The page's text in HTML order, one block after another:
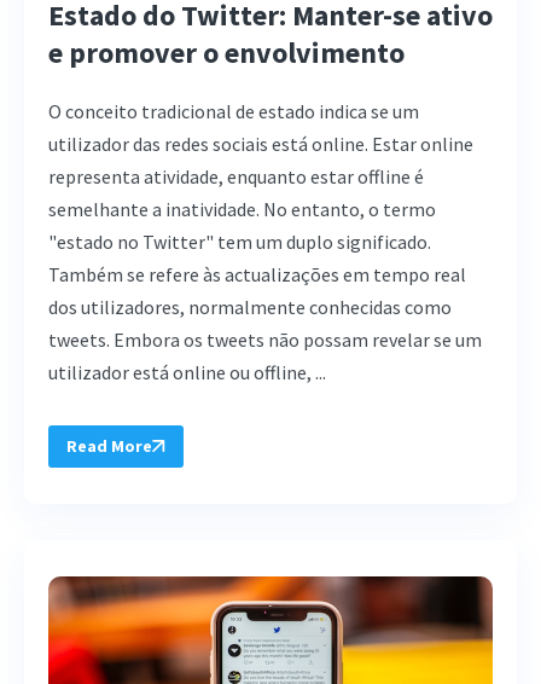
Estado do Twitter: Manter-se ativo
e promover o envolvimento
O conceito tradicional de estado indica se um
utilizador das redes sociais está online. Estar online
representa atividade, enquanto estar offline é
semelhante a inatividade. No entanto, o termo
"estado no Twitter" tem um duplo significado.
Também se refere às actualizações em tempo real
dos utilizadores, normalmente conhecidas como
tweets. Embora os tweets não possam revelar se um
utilizador está online ou offline, ...
Read More